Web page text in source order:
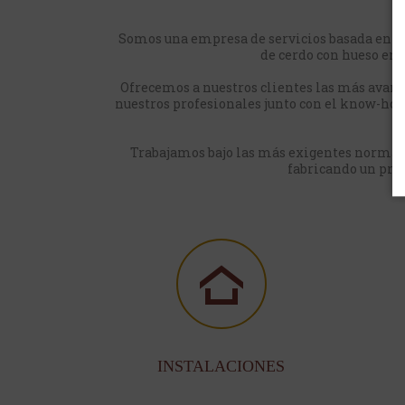
Somos una empresa de servicios basada en
de cerdo con hueso
Ofrecemos a nuestros clientes las más
nuestros profesionales junto con el know-
Trabajamos bajo las más exigentes
fabricando un
INSTALACIONES